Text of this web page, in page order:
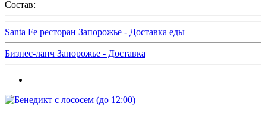
Состав:
Santa Fe ресторан Запорожье - Доставка еды
Бизнес-ланч Запорожье - Доставка